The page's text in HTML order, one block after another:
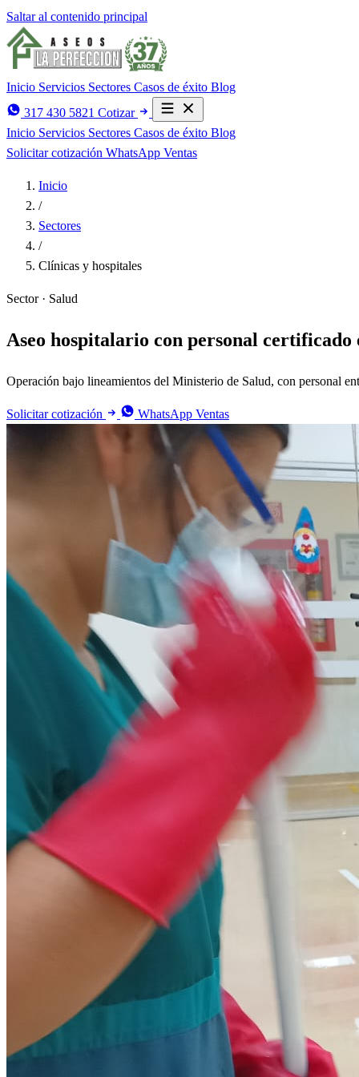
Saltar al contenido principal
Inicio Servicios Sectores Casos de éxito Blog
317 430 5821 Cotizar
Inicio Servicios Sectores Casos de éxito Blog
Solicitar cotización WhatsApp Ventas
Inicio
/
Sectores
/
Clínicas y hospitales
Sector · Salud
Aseo hospitalario con personal certificado
Operación bajo lineamientos del Ministerio de Salud, con personal
Solicitar cotización WhatsApp Ventas